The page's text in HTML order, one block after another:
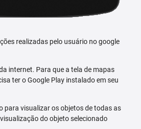
realizadas pelo usuário no google
internet. Para que a tela de mapas
ter o Google Play instalado em seu
para visualizar os objetos de todas as
do objeto selecionado